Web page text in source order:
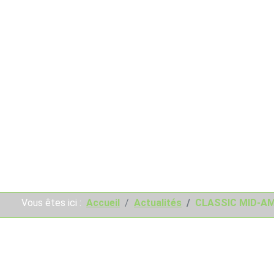
Vous êtes ici : Accueil Actualités CLASSIC MID-